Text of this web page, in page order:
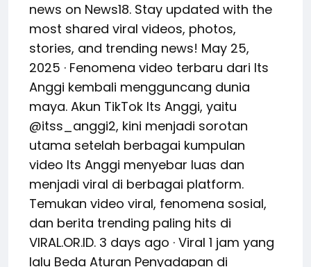
news on News18. Stay updated with the
most shared viral videos, photos,
stories, and trending news! May 25,
2025 · Fenomena video terbaru dari Its
Anggi kembali mengguncang dunia
maya. Akun TikTok Its Anggi, yaitu
@itss_anggi2, kini menjadi sorotan
utama setelah berbagai kumpulan
video Its Anggi menyebar luas dan
menjadi viral di berbagai platform.
Temukan video viral, fenomena sosial,
dan berita trending paling hits di
VIRAL.OR.ID. 3 days ago · Viral 1 jam yang
lalu Beda Aturan Penyadapan di